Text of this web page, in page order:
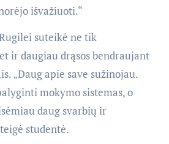
išvažiuoti.“
suteikė ne tik
ir daugiau drąsos bendraujant
„Daug apie save sužinojau.
mokymo sistemas, o
daug svarbių ir
studentė.